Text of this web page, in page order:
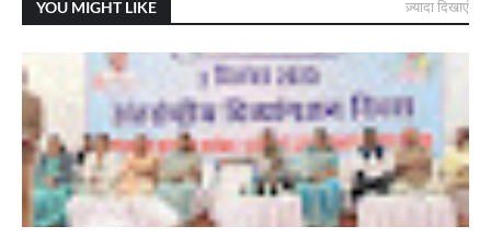
YOU MIGHT LIKE ज़्यादा दिखाएं